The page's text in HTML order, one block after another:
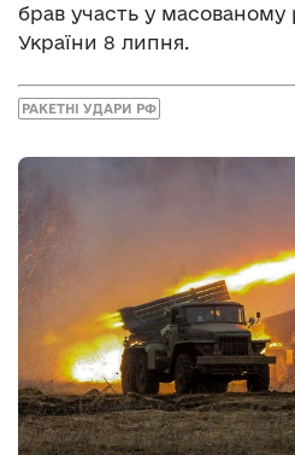
брав участь у масованому
України 8 липня.
РАКЕТНІ УДАРИ РФ